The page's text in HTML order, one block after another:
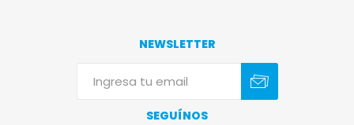
NEWSLETTER
SEGUÍNOS